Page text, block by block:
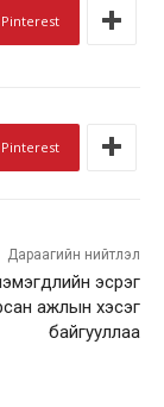
Pinterest
Pinterest
Дараагийн нийтлэл
эсрэг
ажлын хэсэг
байгууллаа